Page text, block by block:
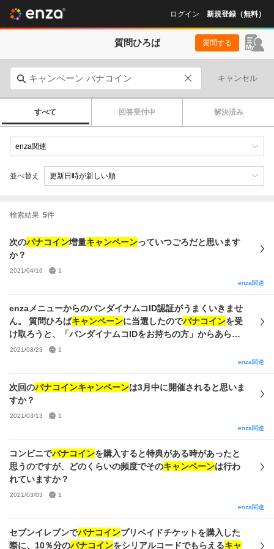
ログイン 新規登録（無料）
質問ひろば 質問する
キャンセル
すべて 回答受付中 解決済み
並べ替え
検索結果 5件
次のバナコイン増量キャンペーンっていつごろだと思います
か？
2021/04/16
1
enza関連
enzaメニューからのバンダイナムコID認証がうまくいきませ
ん。 質問ひろばキャンペーンに当選したのでバナコインを受
け取ろうと、「バンダイナムコIDをお持ちの方」からあらか
じめ持っているIDでenzaにログインしようとしたところ、こ
のアカウントのままホームに戻ってしまいます。 FAQを見て
い；；；
2021/03/23
1
enza関連
次回のバナコインキャンペーンは3月中に開催されると思いま
すか？
2021/03/13
1
enza関連
コンビニでバナコインを購入すると特典がある時があったと
思うのですが、どのくらいの頻度でそのキャンペーンは行わ
れていますか？
2021/03/03
1
enza関連
セブンイレブンでバナコインプリペイドチケットを購入した
際に、10％分のバナコインをシリアルコードでもらえるキャ